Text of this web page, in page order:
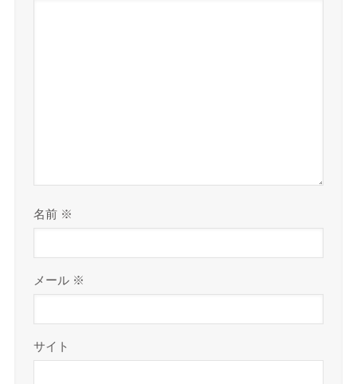
名前 ※
メール ※
サイト